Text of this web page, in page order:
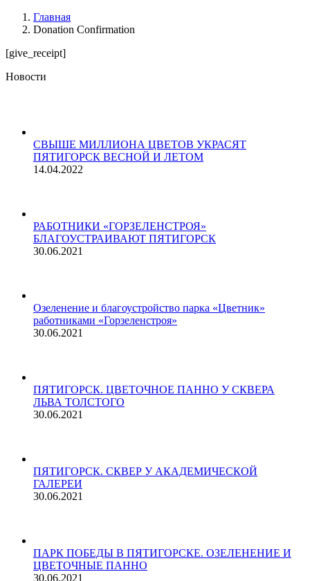
Главная
Donation Confirmation
[give_receipt]
Новости
СВЫШЕ МИЛЛИОНА ЦВЕТОВ УКРАСЯТ
ПЯТИГОРСК ВЕСНОЙ И ЛЕТОМ
14.04.2022
РАБОТНИКИ «ГОРЗЕЛЕНСТРОЯ»
БЛАГОУСТРАИВАЮТ ПЯТИГОРСК
30.06.2021
Озеленение и благоустройство парка «Цветник»
работниками «Горзеленстроя»
30.06.2021
ПЯТИГОРСК. ЦВЕТОЧНОЕ ПАННО У СКВЕРА
ЛЬВА ТОЛСТОГО
30.06.2021
ПЯТИГОРСК. СКВЕР У АКАДЕМИЧЕСКОЙ
ГАЛЕРЕИ
30.06.2021
ПАРК ПОБЕДЫ В ПЯТИГОРСКЕ. ОЗЕЛЕНЕНИЕ И
ЦВЕТОЧНЫЕ ПАННО
30.06.2021